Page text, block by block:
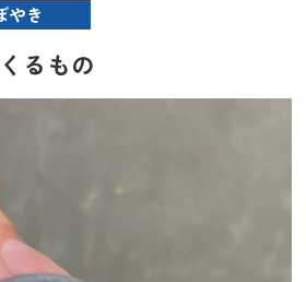
やき
るもの